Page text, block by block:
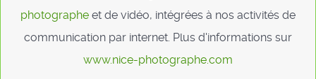
photographe et de vidéo, intégrées à nos activités de
communication par internet. Plus d'informations sur
www.nice-photographe.com